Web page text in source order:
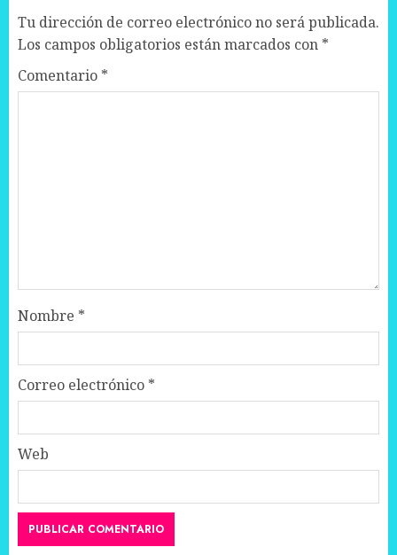
Tu dirección de correo electrónico no será publicada.
Los campos obligatorios están marcados con *
Comentario *
Nombre *
Correo electrónico *
Web